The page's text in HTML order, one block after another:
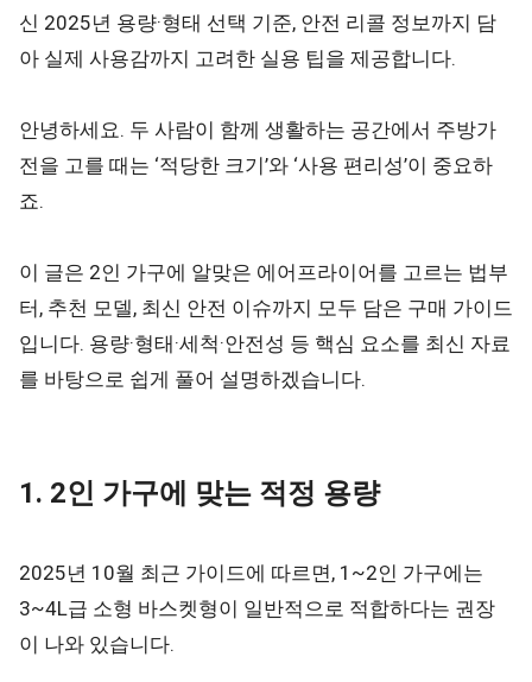
신 2025년 용량·형태 선택 기준, 안전 리콜 정보까지 담
아 실제 사용감까지 고려한 실용 팁을 제공합니다.
안녕하세요. 두 사람이 함께 생활하는 공간에서 주방가
전을 고를 때는 ‘적당한 크기’와 ‘사용 편리성’이 중요하
죠.
이 글은 2인 가구에 알맞은 에어프라이어를 고르는 법부
터, 추천 모델, 최신 안전 이슈까지 모두 담은 구매 가이드
입니다. 용량·형태·세척·안전성 등 핵심 요소를 최신 자료
를 바탕으로 쉽게 풀어 설명하겠습니다.
1. 2인 가구에 맞는 적정 용량
2025년 10월 최근 가이드에 따르면, 1~2인 가구에는
3~4L급 소형 바스켓형이 일반적으로 적합하다는 권장
이 나와 있습니다.